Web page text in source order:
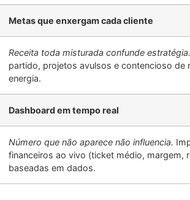
Metas que enxergam cada cliente
Receita toda misturada confunde estratégia.
partido, projetos avulsos e contencioso de
energia.
Dashboard em tempo real
Número que não aparece não influencia.
financeiros ao vivo (ticket médio, margem,
baseadas em dados.